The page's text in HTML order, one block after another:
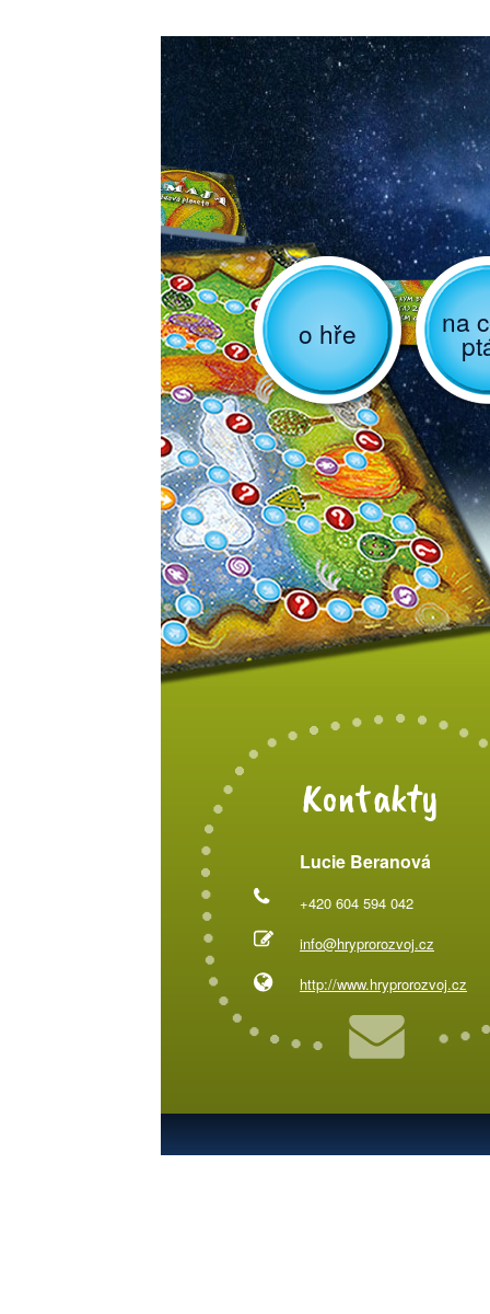
o hře na
Kontakty
Lucie Beranová
+420 604 594 042
info@hryprorozvoj.cz
http://www.hryprorozvoj.cz